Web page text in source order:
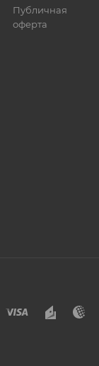
Гарантия на товар
Публичная